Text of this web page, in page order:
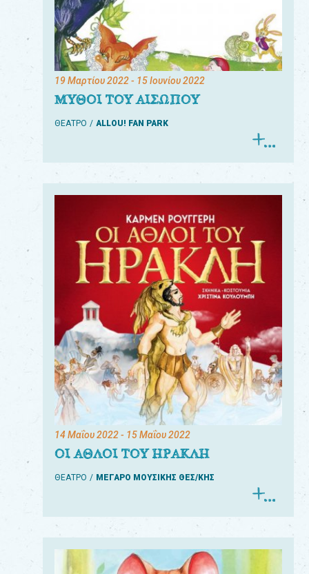
19 Μαρτίου 2022- 15 Ιουνίου 2022
ΜΥΘΟΙ ΤΟΥ ΑΙΣΩΠΟΥ
ΘΕΑΤΡΟ ALLOU! FAN PARK
14 Μαΐου 2022- 15 Μαΐου 2022
ΟΙ ΑΘΛΟΙ ΤΟΥ ΗΡΑΚΛΗ
ΘΕΑΤΡΟ ΜΕΓΑΡΟ ΜΟΥΣΙΚΗΣ ΘΕΣ/ΚΗΣ